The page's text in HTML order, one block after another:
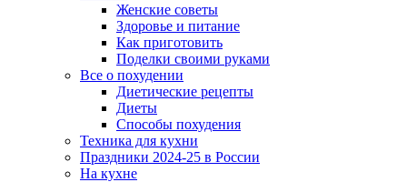
Женские советы
Здоровье и питание
Как приготовить
Поделки своими руками
Все о похудении
Диетические рецепты
Диеты
Способы похудения
Техника для кухни
Праздники 2024-25 в России
На кухне